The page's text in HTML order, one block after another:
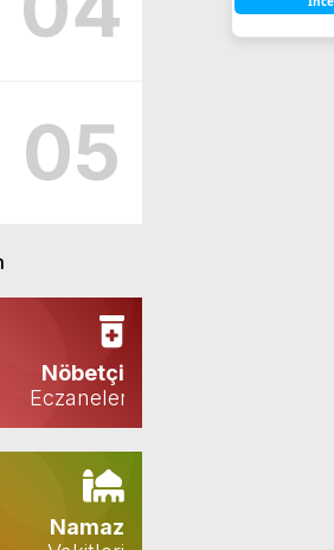
05
Nöbetçi
Eczaneler
Namaz